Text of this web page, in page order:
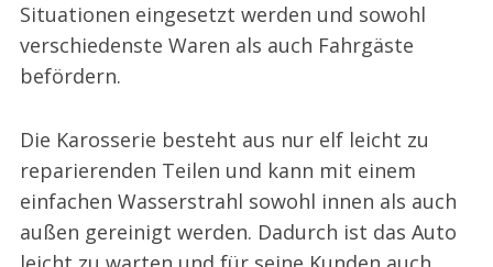
Situationen eingesetzt werden und sowohl
verschiedenste Waren als auch Fahrgäste
befördern.
Die Karosserie besteht aus nur elf leicht zu
reparierenden Teilen und kann mit einem
einfachen Wasserstrahl sowohl innen als auch
außen gereinigt werden. Dadurch ist das Auto